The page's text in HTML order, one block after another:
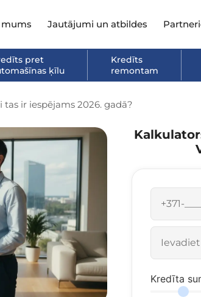
mums Jautājumi un atbildes
pret
ķīlu
Kredīts
remontam
ir iespējams 2026. gadā?
Kredīta